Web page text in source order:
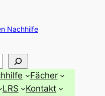
Nachhilfe
Fächer
LRS
Kontakt